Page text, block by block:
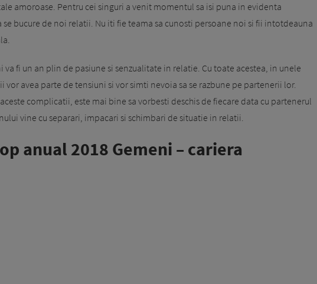
amoroase. Pentru cei singuri a venit momentul sa isi puna in evidenta
se bucure de noi relatii. Nu iti fie teama sa cunosti persoane noi si fii intotdeauna
va fi un an plin de pasiune si senzualitate in relatie. Cu toate acestea, in unele
vor avea parte de tensiuni si vor simti nevoia sa se razbune pe partenerii lor.
complicatii, este mai bine sa vorbesti deschis de fiecare data cu partenerul
vine cu separari, impacari si schimbari de situatie in relatii.
anual 2018 Gemeni – cariera